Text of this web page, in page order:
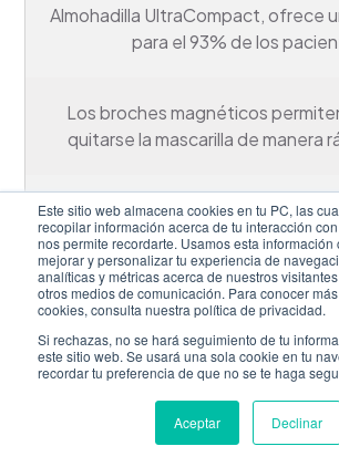
Este sitio web almacena cookies en tu PC, las
recopilar información acerca de tu interacción
nos permite recordarte. Usamos esta información
mejorar y personalizar tu experiencia de
analíticas y métricas acerca de nuestros
otros medios de comunicación. Para conocer
cookies, consulta nuestra política de privacidad.
Si rechazas, no se hará seguimiento de tu
este sitio web. Se usará una sola cookie en tu
recordar tu preferencia de que no se te haga
Aceptar Declinar
Almohadilla UltraCompact, ofrece
para el 93% de los
Los broches magnéticos
quitarse la mascarilla de manera
Comprar